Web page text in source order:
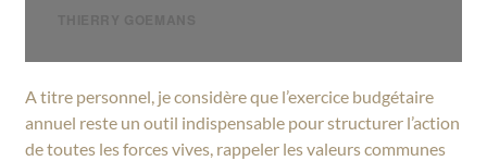
A titre personnel, je considère que l’exercice budgétaire
annuel reste un outil indispensable pour structurer l’action
de toutes les forces vives, rappeler les valeurs communes